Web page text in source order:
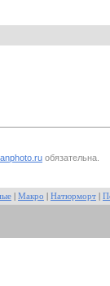
обязательна.
Макро Натюрморт